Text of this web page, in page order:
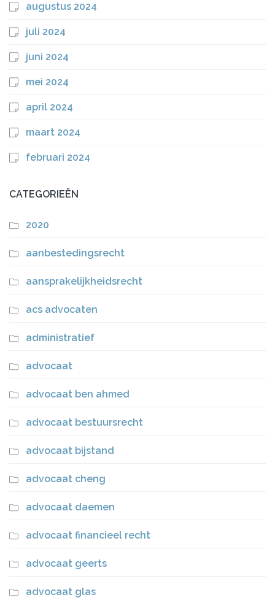
augustus 2024
juli 2024
juni 2024
mei 2024
april 2024
maart 2024
februari 2024
CATEGORIEËN
2020
aanbestedingsrecht
aansprakelijkheidsrecht
acs advocaten
administratief
advocaat
advocaat ben ahmed
advocaat bestuursrecht
advocaat bijstand
advocaat cheng
advocaat daemen
advocaat financieel recht
advocaat geerts
advocaat glas